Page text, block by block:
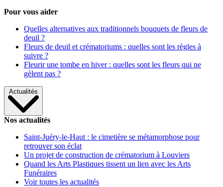
Pour vous aider
Quelles alternatives aux traditionnels bouquets de fleurs de
deuil ?
Fleurs de deuil et crématoriums : quelles sont les règles à
suivre ?
Fleurir une tombe en hiver : quelles sont les fleurs qui ne
gèlent pas ?
Actualités
Nos actualités
Saint-Juéry-le-Haut : le cimetière se métamorphose pour
retrouver son éclat
Un projet de construction de crématorium à Louviers
Quand les Arts Plastiques tissent un lien avec les Arts
Funéraires
Voir toutes les actualités